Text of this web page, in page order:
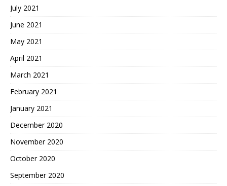
July 2021
June 2021
May 2021
April 2021
March 2021
February 2021
January 2021
December 2020
November 2020
October 2020
September 2020